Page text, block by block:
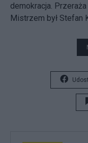
demokracja.
Mistrzem był Stefan